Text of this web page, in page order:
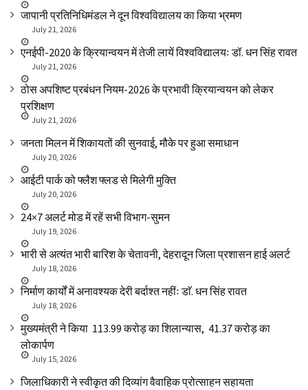
जापानी प्रतिनिधिमंडल ने दून विश्वविद्यालय का किया भ्रमण
July 21, 2026
एनईपी-2020 के क्रियान्वयन में तेजी लायें विश्वविद्यालयः डॉ. धन सिंह रावत
July 21, 2026
ठोस अपशिष्ट प्रबंधन नियम-2026 के प्रभावी क्रियान्वयन को लेकर
प्रशिक्षण
July 21, 2026
जनता मिलन में शिकायतों की सुनवाई, मौके पर हुआ समाधान
July 20, 2026
आईटी पार्क को फ्लैश फ्लड से मिलेगी मुक्ति
July 20, 2026
24×7 अलर्ट मोड में रहें सभी विभाग-सुमन
July 19, 2026
भारी से अत्यंत भारी बारिश के चेतावनी, देहरादून जिला प्रशासन हाई अलर्ट
July 18, 2026
निर्माण कार्यों में अनावश्यक देरी बर्दाश्त नहींः डाॅ. धन सिंह रावत
July 18, 2026
मुख्यमंत्री ने किया ₹ 113.99 करोड़ का शिलान्यास, ₹ 41.37 करोड़ का
लोकार्पण
July 15, 2026
जिलाधिकारी ने स्वीकृत की दिव्यांग वैवाहिक प्रोत्साहन सहायता